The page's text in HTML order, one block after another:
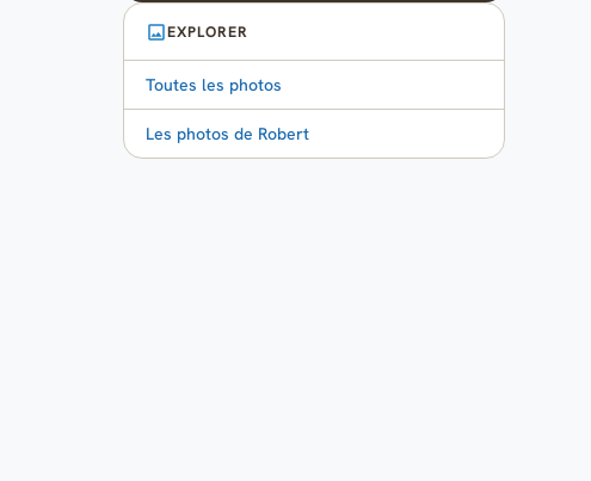
EXPLORER
Toutes les photos
Les photos de Robert